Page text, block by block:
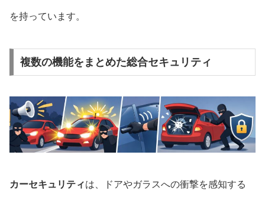
を持っています。
複数の機能をまとめた総合セキュリティ
カーセキュリティは、ドアやガラスへの衝撃を感知する